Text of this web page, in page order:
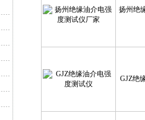
扬州绝
GJZ绝